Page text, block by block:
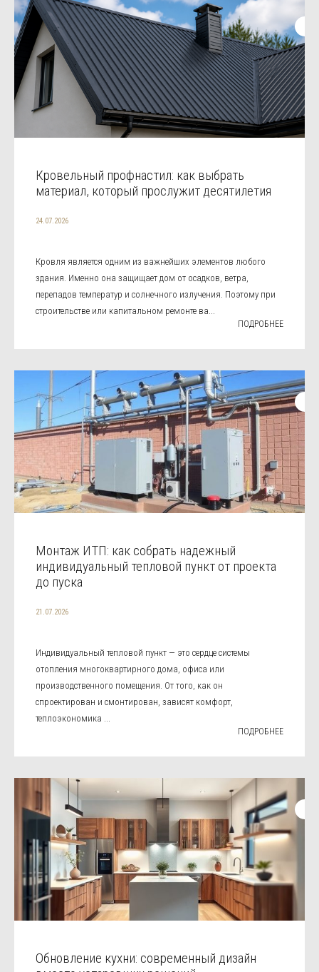
Кровельный профнастил: как выбрать
материал, который прослужит десятилетия
24.07.2026
Кровля является одним из важнейших элементов любого
здания. Именно она защищает дом от осадков, ветра,
перепадов температур и солнечного излучения. Поэтому при
строительстве или капитальном ремонте ва...
ПОДРОБНЕЕ
Монтаж ИТП: как собрать надежный
индивидуальный тепловой пункт от проекта
до пуска
21.07.2026
Индивидуальный тепловой пункт — это сердце системы
отопления многоквартирного дома, офиса или
производственного помещения. От того, как он
спроектирован и смонтирован, зависят комфорт,
теплоэкономика ...
ПОДРОБНЕЕ
Обновление кухни: современный дизайн